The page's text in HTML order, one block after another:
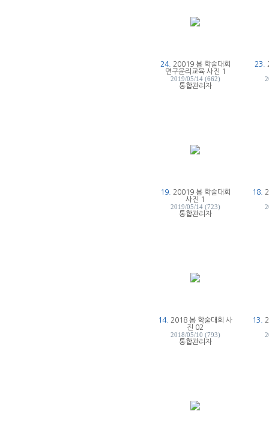
24. 20019 봄 학술대회
연구윤리교육 사진 1
2019/05/14 (662)
통합관리자
23.
19.
20019 봄 학술대회
사진 1
2019/05/14 (723)
통합관리자
18.
14. 2018 봄 학술대회 사
진 02
2018/05/10 (793)
통합관리자
13.